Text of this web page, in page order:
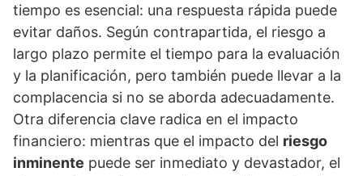
tiempo es esencial: una respuesta rápida puede
evitar daños. Según contrapartida, el riesgo a
largo plazo permite el tiempo para la evaluación
y la planificación, pero también puede llevar a la
complacencia si no se aborda adecuadamente.
Otra diferencia clave radica en el impacto
financiero: mientras que el impacto del riesgo
inminente puede ser inmediato y devastador, el